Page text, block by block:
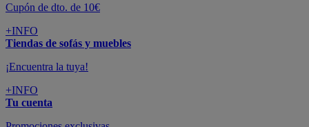
Cupón de dto. de 10€
+INFO
Tiendas de sofás y muebles
¡Encuentra la tuya!
+INFO
Tu cuenta